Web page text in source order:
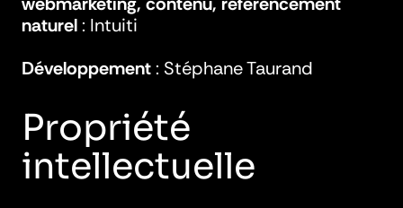
naturel : Intuiti
Développement : Stéphane Taurand
Propriété
intellectuelle